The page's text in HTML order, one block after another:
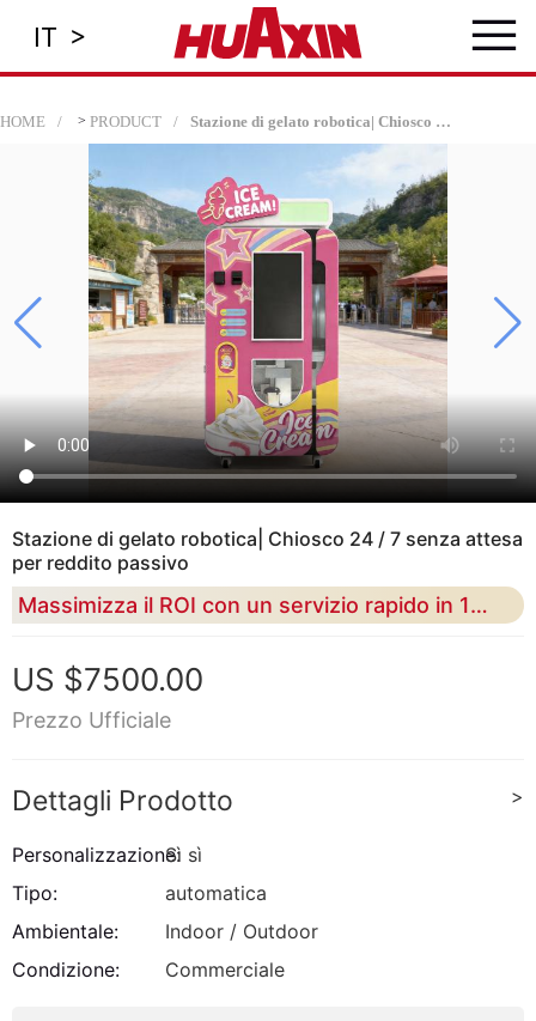
IT > ≡
HOME > PRODUCT Stazione di gelato robotica| Chiosco 24 / 7 senza attesa per reddito passivo
Stazione di gelato robotica| Chiosco 24 / 7 senza attesa
per reddito passivo
Massimizza il ROI con un servizio rapido in 15 secondi e una precisione di textura superiore al 43%
US $7500.00
Prezzo Ufficiale
Dettagli Prodotto >
Personalizzazione:Sì sì
Tipo:
automatica
Ambientale:
Indoor / Outdoor
Condizione:
Commerciale